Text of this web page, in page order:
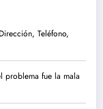
Teléfono,
problema fue la mala